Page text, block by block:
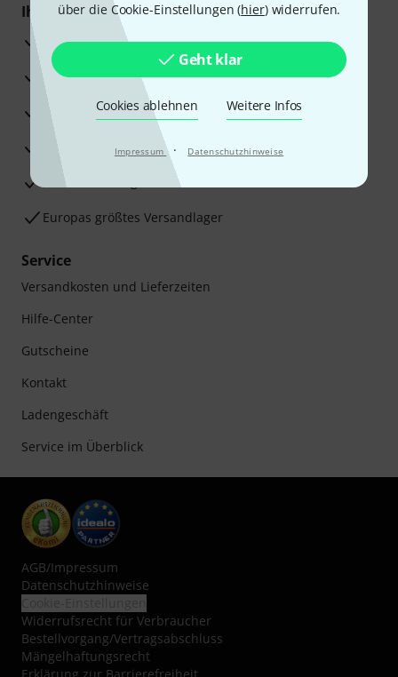
über die Cookie-Einstellungen (hier) widerrufen.
Geht klar
Cookies ablehnen Weitere Infos
Impressum · Datenschutzhinweise
Ihre Vorteile
3 Jahre Thomann Garantie
30 Tage Money-Back-Garantie
Reparaturservice
Beratung durch Fachexperten
Zufriedenheitsgarantie
Europas größtes Versandlager
Service
Versandkosten und Lieferzeiten
Hilfe-Center
Gutscheine
Kontakt
Ladengeschäft
Service im Überblick
AGB/Impressum
Datenschutzhinweise
Widerrufsrecht für Verbraucher
Bestellvorgang/Vertragsabschluss
Mängelhaftungsrecht